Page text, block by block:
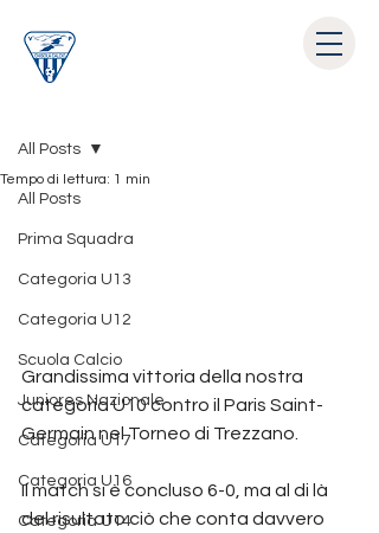
All Posts
Prima Squadra
Categoria U13
Categoria U12
Scuola Calcio
Juniores Nazionale
Categoria U17
Categoria U16
Categoria U14
All Posts
Tempo di lettura: 1 min
Grandissima vittoria della nostra
categoria U10 contro il Paris Saint-
Germain nel Torneo di Trezzano.
Il match si è concluso 6-0, ma al di là
del risultato ciò che conta davvero